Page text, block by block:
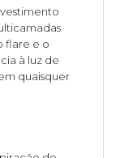
flare e o
à luz de
quaisquer